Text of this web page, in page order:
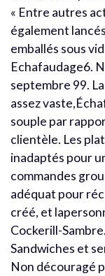
« Entre autres
également
emballés sous
Echafaudage6.
septembre 99.
assez
souple par
clientèle. Les
inadaptés pour
commandes
adéquat pour
créé, et
Cockerill-Sambre.
Sandwiches et
Non découragé